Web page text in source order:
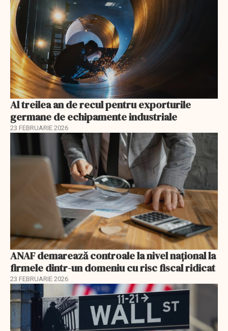
Al treilea an de recul pentru exporturile
germane de echipamente industriale
23 FEBRUARIE 2026
ANAF demarează controale la nivel naţional la
firmele dintr-un domeniu cu risc fiscal ridicat
23 FEBRUARIE 2026